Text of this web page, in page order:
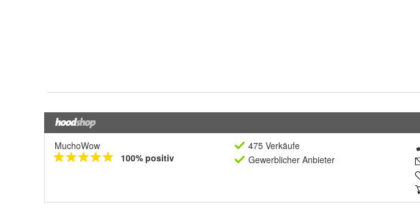
MuchoWow
100% positiv
475 Verkäufe
Gewerblicher Anbieter